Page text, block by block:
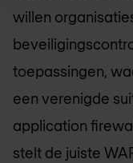
willen
toepassingen,
een verenigde
application
stelt de juiste